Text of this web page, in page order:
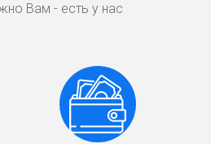
Вам - есть у нас